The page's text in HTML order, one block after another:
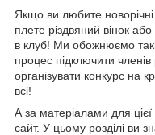
Якщо ви любите
плете різдвяний вінок
в клуб! Ми обожнюємо
процес підключити
організувати конкурс на
всі!
А за матеріалами для
сайт. У цьому розділі ви